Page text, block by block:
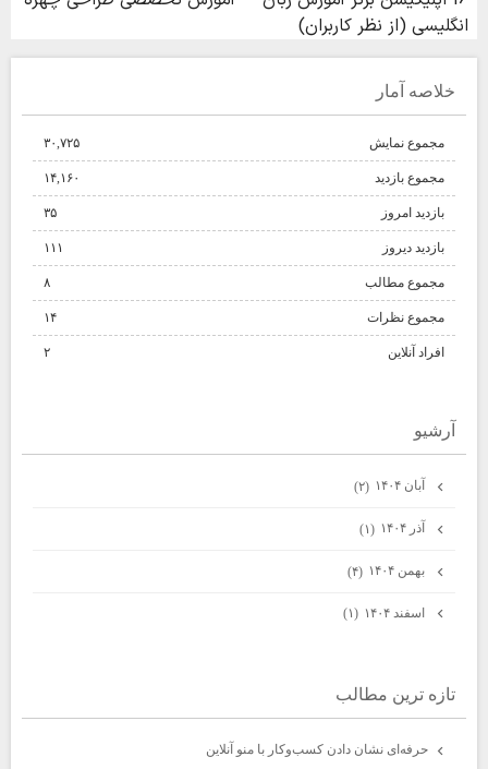
خلاصه آمار
مجموع نمایش‌ ۳۰,۷۲۵
مجموع بازدید ۱۴,۱۶۰
بازدید امروز ۳۵
بازدید دیروز ۱۱۱
مجموع مطالب ۸
مجموع نظرات ۱۴
افراد آنلاین ۲
آرشيو
آبان ۱۴۰۴ (۲)
آذر ۱۴۰۴ (۱)
بهمن ۱۴۰۴ (۴)
اسفند ۱۴۰۴ (۱)
تازه ترين مطالب
حرفه‌ای نشان دادن کسب‌وکار با منو آنلاین